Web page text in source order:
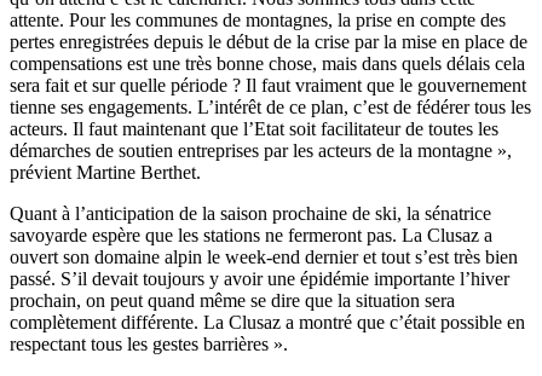
attente. Pour les communes de montagnes, la prise en compte des
pertes enregistrées depuis le début de la crise par la mise en place de
compensations est une très bonne chose, mais dans quels délais cela
sera fait et sur quelle période ? Il faut vraiment que le gouvernement
tienne ses engagements. L’intérêt de ce plan, c’est de fédérer tous les
acteurs. Il faut maintenant que l’Etat soit facilitateur de toutes les
démarches de soutien entreprises par les acteurs de la montagne »,
prévient Martine Berthet.
Quant à l’anticipation de la saison prochaine de ski, la sénatrice
savoyarde espère que les stations ne fermeront pas. La Clusaz a
ouvert son domaine alpin le week-end dernier et tout s’est très bien
passé. S’il devait toujours y avoir une épidémie importante l’hiver
prochain, on peut quand même se dire que la situation sera
complètement différente. La Clusaz a montré que c’était possible en
respectant tous les gestes barrières ».